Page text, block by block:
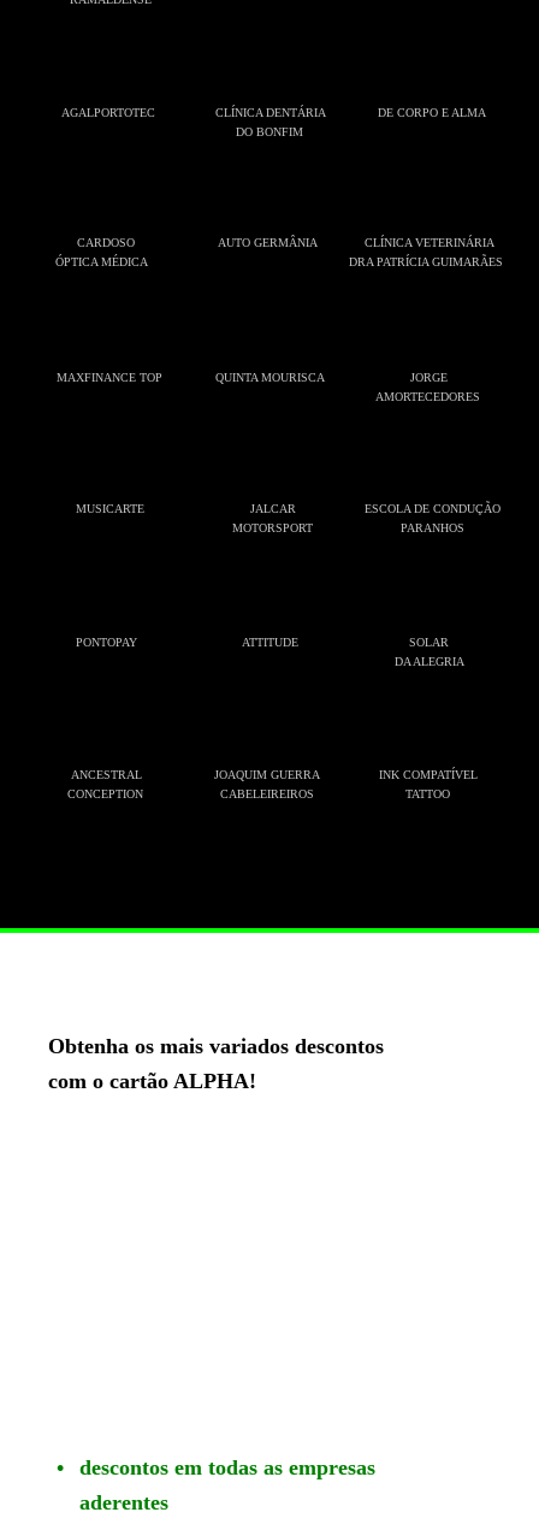
AGALPORTOTEC
CLÍNICA DENTÁRIA
DO BONFIM
DE CORPO E ALMA
  CARDOSO
ÓPTICA MÉDICA
   AUTO GERMÂNIA
  CLÍNICA VETERINÁRIA
DRA PATRÍCIA GUIMARÃES
MAXFINANCE TOP QUINTA MOURISCA
JORGE
AMORTECEDORES
MUSICARTE
JALCAR
MOTORSPORT
ESCOLA DE CONDUÇÃO
PARANHOS
PONTOPAY ATTITUDE
SOLAR
DA ALEGRIA
ANCESTRAL
CONCEPTION
JOAQUIM GUERRA
CABELEIREIROS
INK COMPATÍVEL
TATTOO
Obtenha os mais variados descontos
com o cartão ALPHA!
•
descontos em todas as empresas
aderentes